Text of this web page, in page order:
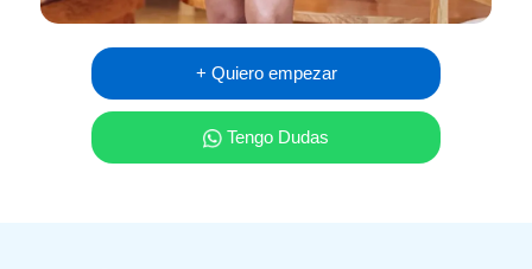
+ Quiero empezar
Tengo Dudas